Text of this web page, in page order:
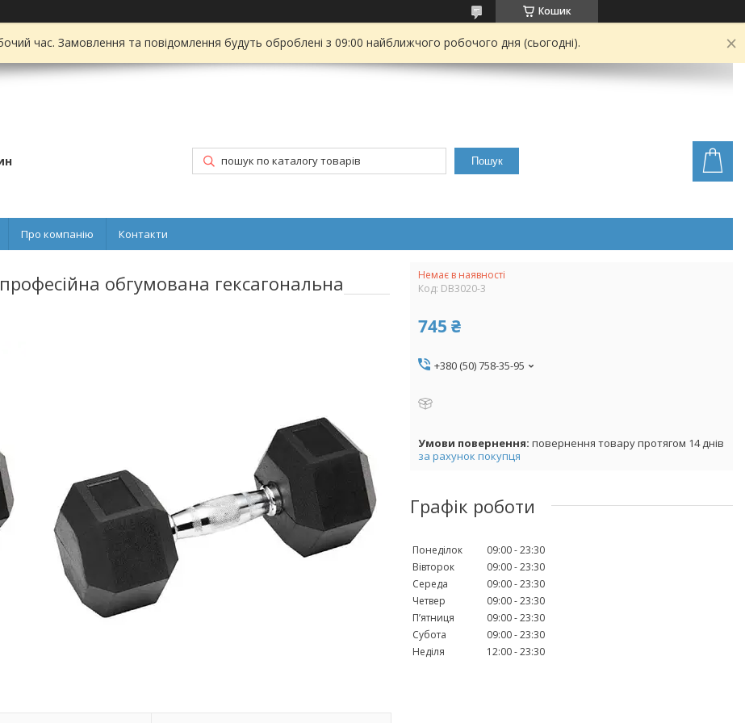
Кошик
час. Замовлення та повідомлення будуть оброблені з 09:00 найближчого робочого дня (сьогодні).
Пошук
Про компанію Контакти
обгумована гексагональна
Немає в наявності
Код: DB3020-3
745 ₴
+380 (50) 758-35-95
повернення товару протягом 14 днів
за рахунок покупця
Графік роботи
Понеділок 09:00 23:30
Вівторок
09:00 23:30
Середа
09:00 23:30
Четвер
09:00 23:30
Пʼятниця
09:00 23:30
Субота
09:00 23:30
Неділя
12:00 23:30